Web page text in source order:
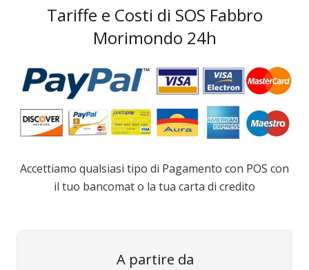
Tariffe e Costi di SOS Fabbro
Morimondo 24h
Accettiamo qualsiasi tipo di Pagamento con POS con
il tuo bancomat o la tua carta di credito
A partire da